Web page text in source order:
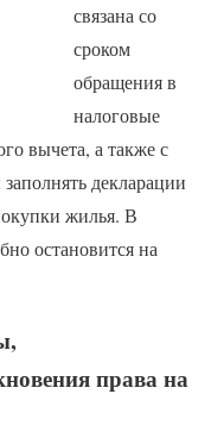
связана со
сроком
обращения в
налоговые
вычета, а также с
декларации
жилья. В
остановится на
права на